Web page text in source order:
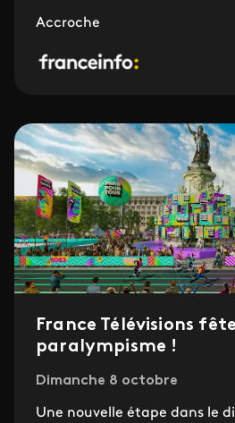
Accroche
France Télévisions
paralympisme !
Dimanche 8 octobre
Une nouvelle étape dans le